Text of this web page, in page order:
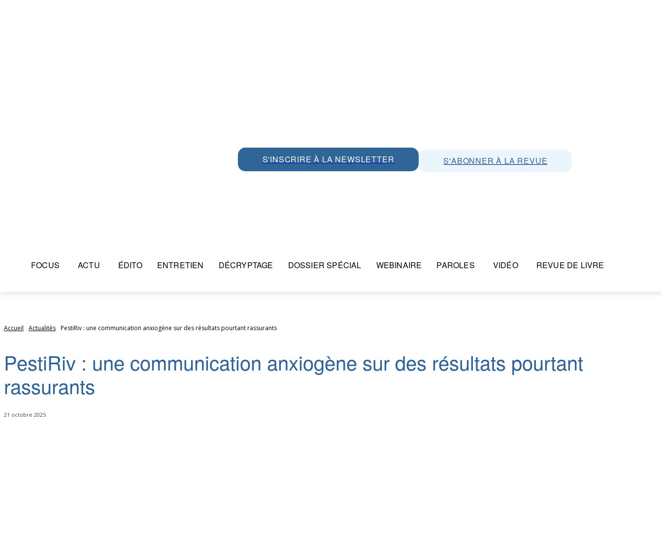
S'INSCRIRE À LA NEWSLETTER S'ABONNER À LA REVUE
FOCUS ACTU ÉDITO ENTRETIEN DÉCRYPTAGE DOSSIER SPÉCIAL WEBINAIRE PAROLES VIDÉO REVUE DE LIVRE
Accueil Actualités PestiRiv : une communication anxiogène sur des résultats pourtant rassurants
PestiRiv : une communication anxiogène sur des résultats pourtant
rassurants
21 octobre 2025